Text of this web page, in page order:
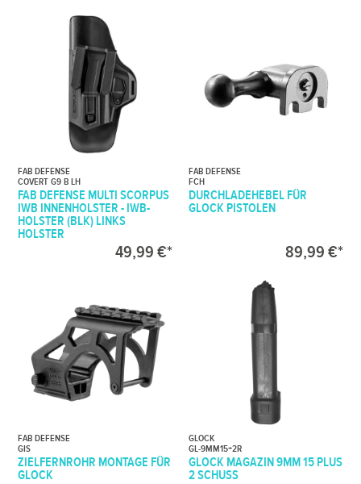
FAB DEFENSE
COVERT G9 B LH
FAB DEFENSE MULTI SCORPUS
IWB INNENHOLSTER - IWB-
HOLSTER (BLK) LINKS
HOLSTER
49,99 €*
FAB DEFENSE
FCH
DURCHLADEHEBEL FÜR
GLOCK PISTOLEN
89,99 €*
FAB DEFENSE
GIS
ZIELFERNROHR MONTAGE FÜR
GLOCK
GLOCK
GL-9MM15+2R
GLOCK MAGAZIN 9MM 15 PLUS
2 SCHUSS